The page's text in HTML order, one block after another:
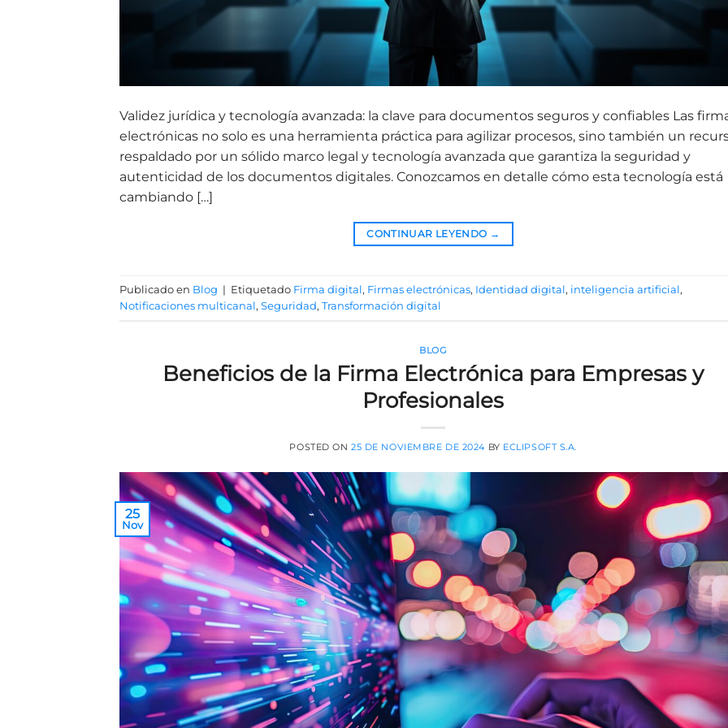
Validez jurídica y tecnología avanzada: la clave para documentos seguros y confiables Las
electrónicas no solo es una herramienta práctica para agilizar procesos, sino también un
respaldado por un sólido marco legal y tecnología avanzada que garantiza la seguridad y
autenticidad de los documentos digitales. Conozcamos en detalle cómo esta tecnología está
cambiando […]
CONTINUAR LEYENDO →
Publicado en Blog | Etiquetado Firma digital, Firmas electrónicas, Identidad digital, inteligencia artificial,
Notificaciones multicanal, Seguridad, Transformación digital
BLOG
Beneficios de la Firma Electrónica para Empresas y
Profesionales
POSTED ON25 DE NOVIEMBRE DE 2024 BY ECLIPSOFT S.A.
25
Nov